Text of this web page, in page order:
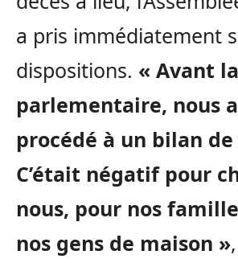
a pris immédiatement
dispositions. « Avant
parlementaire, nous
procédé à un bilan
C’était négatif pour
nous, pour nos
nos gens de maison »